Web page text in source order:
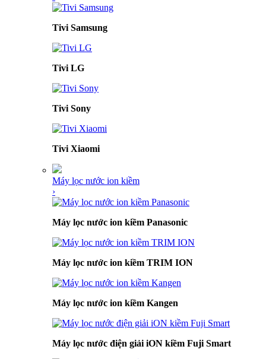
Tivi Samsung
Tivi LG
Tivi Sony
Tivi Xiaomi
Máy lọc nước ion kiềm
›
Máy lọc nước ion kiềm Panasonic
Máy lọc nước ion kiềm TRIM ION
Máy lọc nước ion kiềm Kangen
Máy lọc nước điện giải iON kiềm Fuji Smart